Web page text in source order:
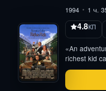
1994
1 ч.
4.8КП
«An
richest kid